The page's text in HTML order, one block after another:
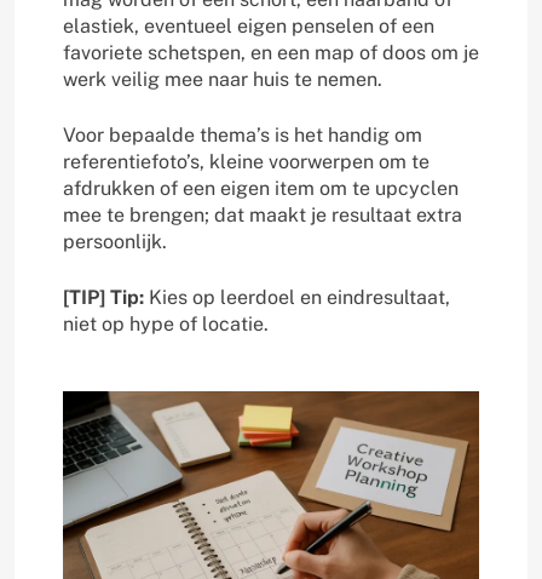
elastiek, eventueel eigen penselen of een
favoriete schetspen, en een map of doos om je
werk veilig mee naar huis te nemen.
Voor bepaalde thema’s is het handig om
referentiefoto’s, kleine voorwerpen om te
afdrukken of een eigen item om te upcyclen
mee te brengen; dat maakt je resultaat extra
persoonlijk.
[TIP] Tip: Kies op leerdoel en eindresultaat,
niet op hype of locatie.